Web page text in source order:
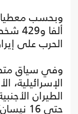
ألفا
الحرب على إيران وحتى 13
وفي سياق
الإسرائيلية،
الطيران
حتى